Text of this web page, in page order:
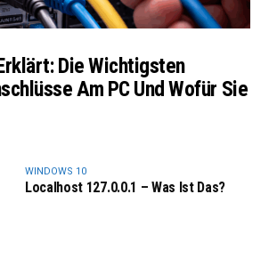
Die Wichtigsten
Am PC Und Wofür Sie
WINDOWS 10
Localhost 127.0.0.1 – Was Ist Das?